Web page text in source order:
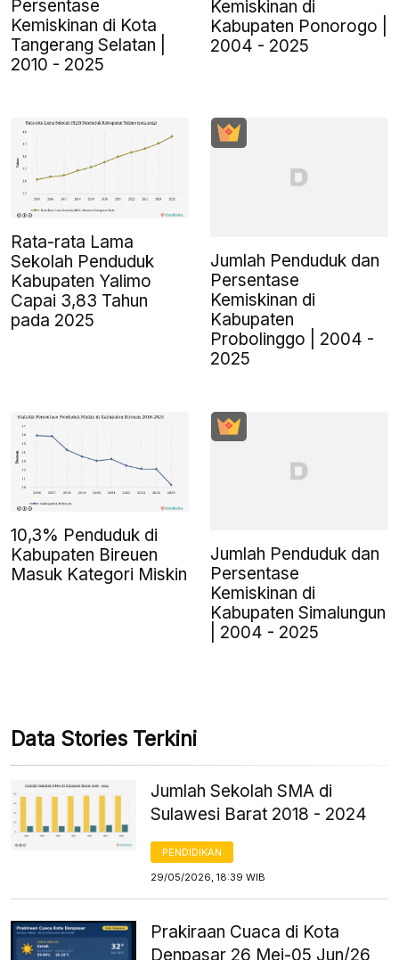
Persentase
Kemiskinan di Kota
Tangerang Selatan |
2010 - 2025
Kemiskinan di
Kabupaten Ponorogo |
2004 - 2025
Rata-rata Lama
Sekolah Penduduk
Kabupaten Yalimo
Capai 3,83 Tahun
pada 2025
Jumlah Penduduk dan
Persentase
Kemiskinan di
Kabupaten
Probolinggo | 2004 -
2025
10,3% Penduduk di
Kabupaten Bireuen
Masuk Kategori Miskin
Jumlah Penduduk dan
Persentase
Kemiskinan di
Kabupaten Simalungun
| 2004 - 2025
Data Stories Terkini
Jumlah Sekolah SMA di
Sulawesi Barat 2018 - 2024
PENDIDIKAN
29/05/2026, 18:39 WIB
Prakiraan Cuaca di Kota
Denpasar 26 Mei-05 Jun/26